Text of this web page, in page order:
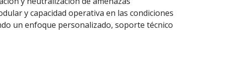
y capacidad operativa en las condiciones
un enfoque personalizado, soporte técnico